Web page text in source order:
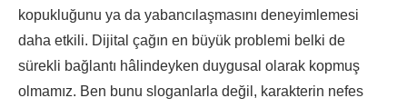
kopukluğunu ya da yabancılaşmasını deneyimlemesi
daha etkili. Dijital çağın en büyük problemi belki de
sürekli bağlantı hâlindeyken duygusal olarak kopmuş
olmamız. Ben bunu sloganlarla değil, karakterin nefes